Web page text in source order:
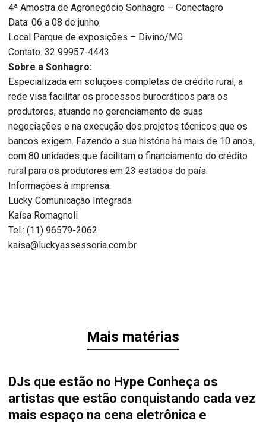
4ª Amostra de Agronegócio Sonhagro – Conectagro
Data: 06 a 08 de junho
Local Parque de exposições – Divino/MG
Contato: 32 99957-4443
Sobre a Sonhagro:
Especializada em soluções completas de crédito rural, a
rede visa facilitar os processos burocráticos para os
produtores, atuando no gerenciamento de suas
negociações e na execução dos projetos técnicos que os
bancos exigem. Fazendo a sua história há mais de 10 anos,
com 80 unidades que facilitam o financiamento do crédito
rural para os produtores em 23 estados do país.
Informações à imprensa:
Lucky Comunicação Integrada
Kaísa Romagnoli
Tel.: (11) 96579-2062
kaisa@luckyassessoria.com.br
Mais matérias
DJs que estão no Hype Conheça os
artistas que estão conquistando cada vez
mais espaço na cena eletrônica e